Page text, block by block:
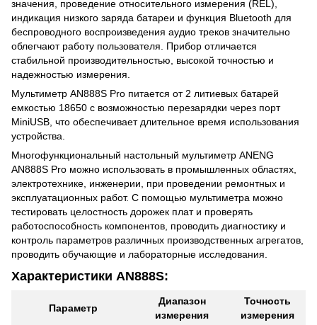
значения, проведение относительного измерения (REL),
индикация низкого заряда батареи и функция Bluetooth для
беспроводного воспроизведения аудио треков значительно
облегчают работу пользователя. Прибор отличается
стабильной производительностью, высокой точностью и
надежностью измерения.
Мультиметр AN888S Pro питается от 2 литиевых батарей
емкостью 18650 с возможностью перезарядки через порт
MiniUSB, что обеспечивает длительное время использования
устройства.
Многофункциональный настольный мультиметр ANENG
AN888S Pro можно использовать в промышленных областях,
электротехнике, инженерии, при проведении ремонтных и
эксплуатационных работ. С помощью мультиметра можно
тестировать целостность дорожек плат и проверять
работоспособность компонентов, проводить диагностику и
контроль параметров различных производственных агрегатов,
проводить обучающие и лабораторные исследования.
Характеристики AN888S:
Параметр
Диапазон
измерения
Точность
измерения